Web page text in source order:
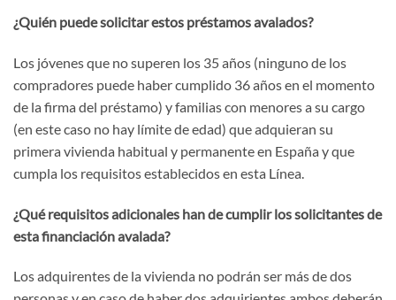
¿Quién puede solicitar estos préstamos avalados?
Los jóvenes que no superen los 35 años (ninguno de los
compradores puede haber cumplido 36 años en el momento
de la firma del préstamo) y familias con menores a su cargo
(en este caso no hay límite de edad) que adquieran su
primera vivienda habitual y permanente en España y que
cumpla los requisitos establecidos en esta Línea.
¿Qué requisitos adicionales han de cumplir los solicitantes de
esta financiación avalada?
Los adquirentes de la vivienda no podrán ser más de dos